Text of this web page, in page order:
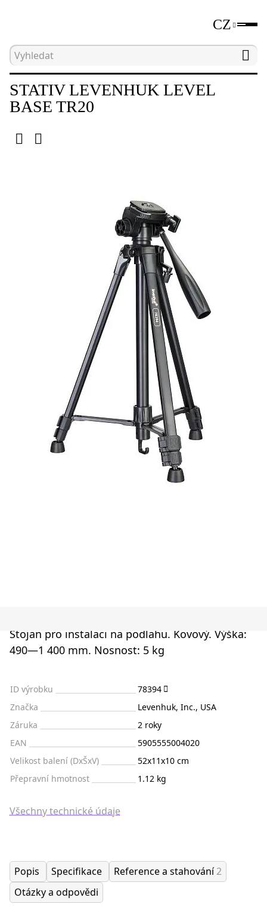
CZ
Hlavní strana Stativ
STATIV LEVENHUK LEVEL
BASE TR20
Stojan pro instalaci na podlahu. Kovový. Výška:
490—1 400 mm. Nosnost: 5 kg
ID výrobku
78394
Značka
Levenhuk, Inc., USA
Záruka
2 roky
EAN
5905555004020
Velikost balení (DxŠxV)
52x11x10 cm
Přepravní hmotnost
1.12 kg
Všechny technické údaje
Popis Specifikace Reference a stahování2
Otázky a odpovědi